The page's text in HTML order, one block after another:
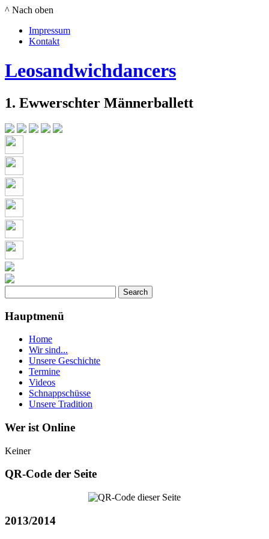
^ Nach oben
Impressum
Kontakt
Leosandwichdancers
1. Ewwerschter Männerballett
Hauptmenü
Home
Wir sind...
Unsere Geschichte
Termine
Videos
Schnappschüsse
Unsere Tradition
Wer ist Online
Keiner
QR-Code der Seite
2013/2014